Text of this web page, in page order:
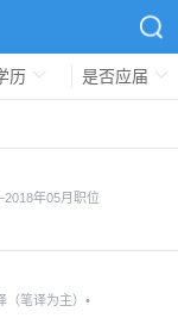
历 是否应届
年05月职位
（笔译为主）•